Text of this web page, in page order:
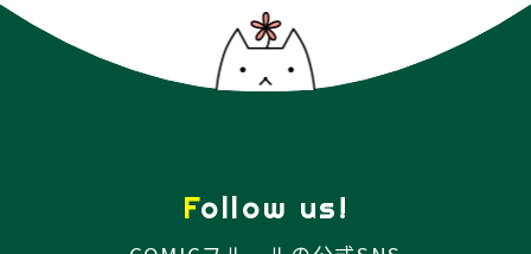
Follow us!